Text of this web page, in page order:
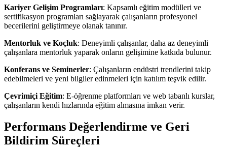
Kariyer Gelişim Programları: Kapsamlı eğitim modülleri ve
sertifikasyon programları sağlayarak çalışanların profesyonel
becerilerini geliştirmeye olanak tanınır.
Mentorluk ve Koçluk: Deneyimli çalışanlar, daha az deneyimli
çalışanlara mentorluk yaparak onların gelişimine katkıda bulunur.
Konferans ve Seminerler: Çalışanların endüstri trendlerini takip
edebilmeleri ve yeni bilgiler edinmeleri için katılım teşvik edilir.
Çevrimiçi Eğitim: E-öğrenme platformları ve web tabanlı kurslar,
çalışanların kendi hızlarında eğitim almasına imkan verir.
Performans Değerlendirme ve Geri
Bildirim Süreçleri